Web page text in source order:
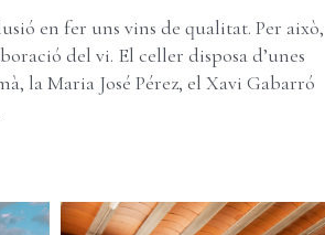
en fer uns vins de qualitat. Per això,
del vi. El celler disposa d’unes
la Maria José Pérez, el Xavi Gabarró